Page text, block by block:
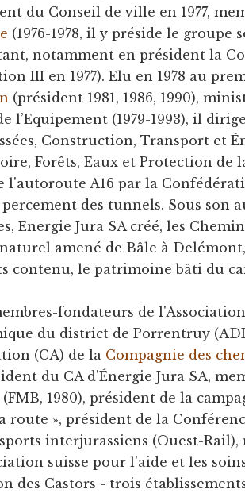
du Conseil de ville en 1977,
(1976-1978, il y préside le groupe
notamment en président la
III en 1977). Elu en 1978 au
(président 1981, 1986, 1990),
l’Equipement (1979-1993), il
Construction, Transport et
Forêts, Eaux et Protection de
l'autoroute A16 par la
des tunnels. Sous son
Energie Jura SA créé, les
amené de Bâle à
contenu, le patrimoine bâti du
fondateurs de
du district de Porrentruy
(CA) de la Compagnie des
du CA d'Énergie Jura SA,
1980), président de la
route », président de la
interjurassiens (Ouest-Rail),
suisse pour l'aide et les
des Castors - trois